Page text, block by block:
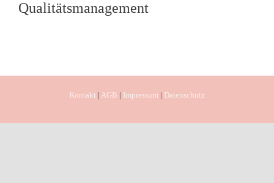
Qualitätsmanagement
Kontakt | AGB | Impressum | Datenschutz